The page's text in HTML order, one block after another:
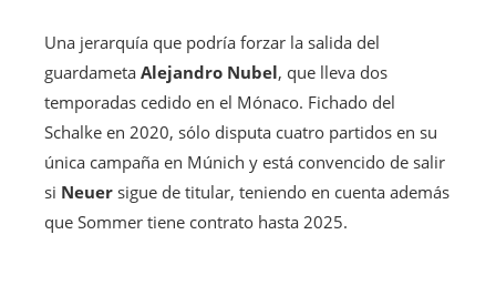
Una jerarquía que podría forzar la salida del
guardameta Alejandro Nubel, que lleva dos
temporadas cedido en el Mónaco. Fichado del
Schalke en 2020, sólo disputa cuatro partidos en su
única campaña en Múnich y está convencido de salir
si Neuer sigue de titular, teniendo en cuenta además
que Sommer tiene contrato hasta 2025.